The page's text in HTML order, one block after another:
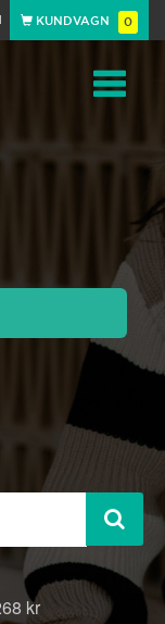
KUNDVAGN 0
Toggle
kr